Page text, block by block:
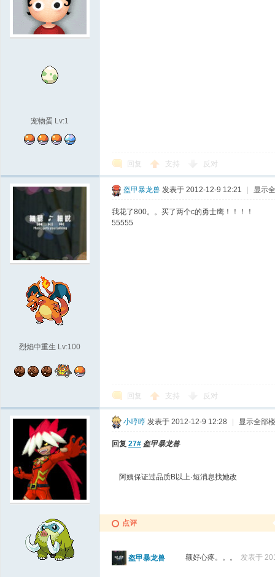
宠物蛋 Lv:1
回复 支持 反对
烈焰中重生 Lv:100
盔甲暴龙兽 发表于 2012-12-9 12:21 | 显示
我花了800。。买了两个c的勇士鹰！！！！
55555
回复 支持 反对
小哼哼 发表于 2012-12-9 12:28 | 显示全部
回复 27# 盔甲暴龙兽
阿姨保证过品质B以上·短消息找她改
点评
盔甲暴龙兽 额好心疼。。。 发表于